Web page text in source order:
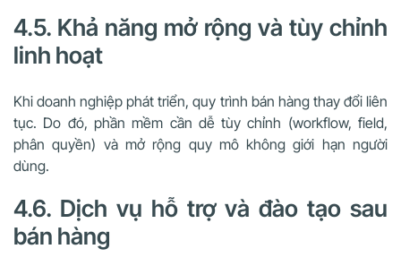
4.5. Khả năng mở rộng và tùy chỉnh
linh hoạt
Khi doanh nghiệp phát triển, quy trình bán hàng thay đổi liên
tục. Do đó, phần mềm cần dễ tùy chỉnh (workflow, field,
phân quyền) và mở rộng quy mô không giới hạn người
dùng.
4.6. Dịch vụ hỗ trợ và đào tạo sau
bán hàng